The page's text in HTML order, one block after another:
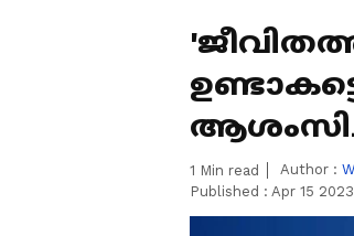
1 Min read Author :
Published : Apr 15